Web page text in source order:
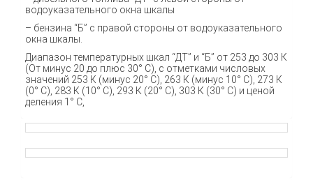
водоуказательного окна шкалы
– бензина “Б” с правой стороны от водоуказательного
окна шкалы.
Диапазон температурных шкал “ДТ” и “Б” от 253 до 303 К
(От минус 20 до плюс 30° С), с отметками числовых
значений 253 К (минус 20° С), 263 К (минус 10° С), 273 К
(0° С), 283 К (10° С), 293 К (20° С), 303 К (30° С) и ценой
деления 1° С,